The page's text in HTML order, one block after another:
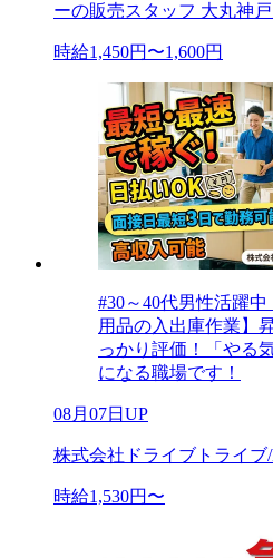
ーの販売スタッフ 大丸神
時給1,450円〜1,600円
#30～40代男性活躍
用品の入出庫作業】
っかり評価！「やる
になる職場です！
08月07日UP
株式会社ドライブトライブ
時給1,530円〜